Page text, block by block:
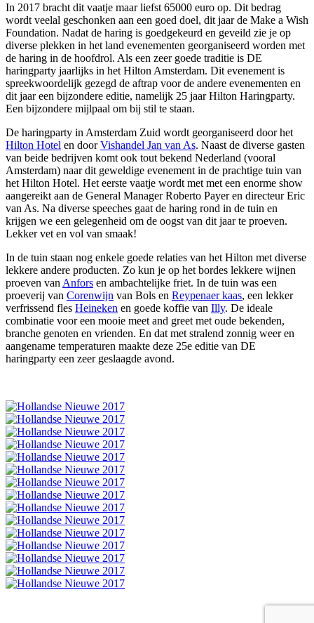
In 2017 bracht dit vaatje maar liefst 65000 euro op. Dit bedrag
wordt veelal geschonken aan een goed doel, dit jaar de Make a Wish
Foundation. Nadat de haring is goedgekeurd en geveild zie je op
diverse plekken in het land evenementen georganiseerd worden met
de haring in de hoofdrol. Als een zeer goede traditie is DE
haringparty jaarlijks in het Hilton Amsterdam. Dit evenement is
spreekwoordelijk gezegd de aftrap voor de andere evenementen en
dit jaar een bijzondere editie, namelijk 25 jaar Hilton Haringparty.
Een bijzondere mijlpaal om bij stil te staan.
De haringparty in Amsterdam Zuid wordt georganiseerd door het
Hilton Hotel en doorVishandel Jan van As. Naast de diverse gasten
van beide bedrijven komt ook tout bekend Nederland (vooral
Amsterdam) naar dit geweldige evenement in de prachtige tuin van
het Hilton Hotel. Het eerste vaatje wordt met met een enorme show
aangereikt aan de General Manager Roberto Payer en directeur Eric
van As. Na diverse speeches gaat de haring rond in de tuin en
krijgen we een gelegenheid om de oogst van dit jaar te proeven.
Lekker vet en vol van smaak!
In de tuin staan nog enkele goede relaties van het Hilton met diverse
lekkere andere producten. Zo kun je op het bordes lekkere wijnen
proeven van Anfors en ambachtelijke friet. In de tuin was een
proeverij van Corenwijn van Bols en Reypenaer kaas, een lekker
verfrissend fles Heineken en goede koffie van Illy. De ideale
combinatie voor een mooie meet and greet met oude bekenden,
branche genoten en vrienden. En dat met stralend zonnig weer en
aangename temperaturen maakte deze 25e editie van DE
haringparty een zeer geslaagde avond.